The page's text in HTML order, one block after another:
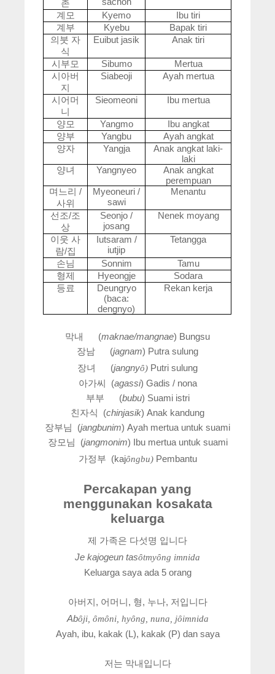
촌
계모
Kyemo
Ibu tiri
계부
Kyebu
Bapak tiri
의붓 자
식
Euibut jasik Anak tiri
시부모 Sibumo
Mertua
시아버
지
Siabeoji Ayah mertua
시어머
니
Sieomeoni Ibu mertua
양모 Yangmo
Ibu angkat
양부
Yangbu
Ayah angkat
양자
Yangja
Anak angkat laki-
laki
양녀
Yangnyeo
Anak angkat
perempuan
며느리 /
사위
Myeoneuri /
sawi
Menantu
선조/조
상
Seonjo /
josang
Nenek moyang
이웃 사
람/집
Iutsaram /
iutjip
Tetangga
손님 Sonnim
Tamu
형제
Hyeongje
Sodara
등료
Deungryo
(baca:
dengnyo)
Rekan kerja
막내 (maknae/mangnae) Bungsu
장남 (jagnam) Putra sulung
장녀 (jangnyȏ) Putri sulung
아가씨 (agassi) Gadis / nona
부부 (bubu) Suami istri
친자식 (chinjasik) Anak kandung
장부님 (jangbunim) Ayah mertua untuk suami
장모님 (jangmonim) Ibu mertua untuk suami
가정부 (kajȏngbu)Pembantu
Percakapan yang
menggunakan kosakata
keluarga
제 가족은 다섯명 입니다
Je kajogeun tasȏtmyȏng imnida
Keluarga saya ada 5 orang
아버지, 어머니, 형, 누나, 저입니다
Abȏji, ȏmȏni, hyȏng, nuna, jȏimnida
Ayah, ibu, kakak (L), kakak (P) dan saya
저는 막내입니다